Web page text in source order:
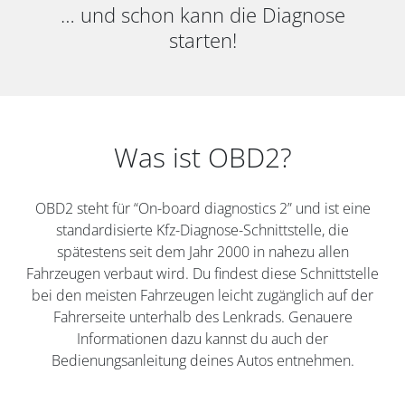
… und schon kann die Diagnose
starten!
Was ist OBD2?
OBD2 steht für “On-board diagnostics 2” und ist eine
standardisierte Kfz-Diagnose-Schnittstelle, die
spätestens seit dem Jahr 2000 in nahezu allen
Fahrzeugen verbaut wird. Du findest diese Schnittstelle
bei den meisten Fahrzeugen leicht zugänglich auf der
Fahrerseite unterhalb des Lenkrads. Genauere
Informationen dazu kannst du auch der
Bedienungsanleitung deines Autos entnehmen.